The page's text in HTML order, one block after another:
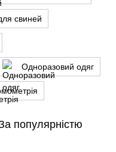
свиней
Одноразовий одяг
популярністю